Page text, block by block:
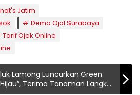
Jatim
Demo Ojol Surabaya
Tarif Ojek Online
Lamong Luncurkan Green
Terima Tanaman Langka